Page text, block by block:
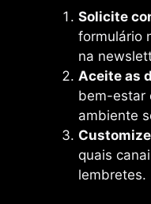
Solicite
formulário
na
Aceite as
bem-estar
ambiente
quais
lembretes.